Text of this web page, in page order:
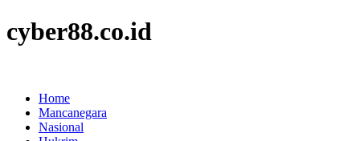
cyber88.co.id
Home
Mancanegara
Nasional